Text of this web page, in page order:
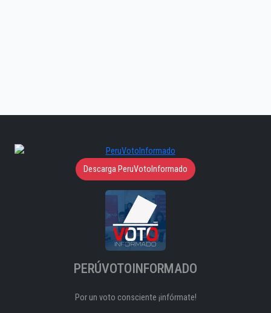
Descarga PeruVotoInformado
PERÚVOTOINFORMADO
Por un voto consciente ¡infórmate!